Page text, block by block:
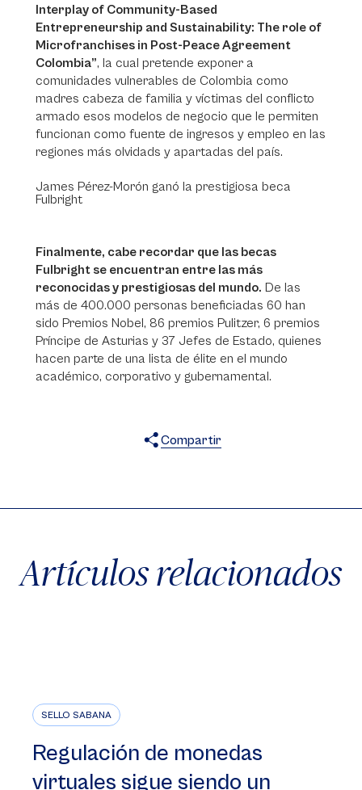
Interplay of Community-Based
Entrepreneurship and Sustainability: The role of
Microfranchises in Post-Peace Agreement
Colombia”, la cual pretende exponer a
comunidades vulnerables de Colombia como
madres cabeza de familia y víctimas del conflicto
armado esos modelos de negocio que le permiten
funcionan como fuente de ingresos y empleo en las
regiones más olvidads y apartadas del país.
James Pérez-Morón ganó la prestigiosa beca
Fulbright
Finalmente, cabe recordar que las becas
Fulbright se encuentran entre las más
reconocidas y prestigiosas del mundo. De las
más de 400.000 personas beneficiadas 60 han
sido Premios Nobel, 86 premios Pulitzer, 6 premios
Príncipe de Asturias y 37 Jefes de Estado, quienes
hacen parte de una lista de élite en el mundo
académico, corporativo y gubernamental.
Compartir
Artículos relacionados
SELLO SABANA
Regulación de monedas
virtuales sigue siendo un